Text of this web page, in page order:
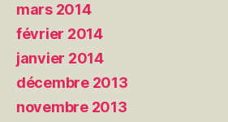
mars 2014
février 2014
janvier 2014
décembre 2013
novembre 2013